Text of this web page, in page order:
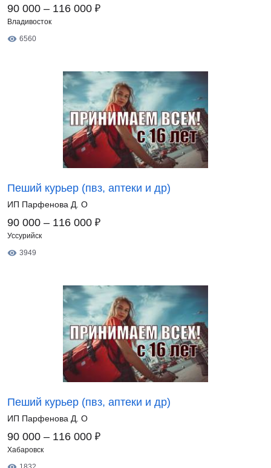
90 000 – 116 000 ₽
Владивосток
6560
Пеший курьер (пвз, аптеки и др)
ИП Парфенова Д. О
90 000 – 116 000 ₽
Уссурийск
3949
Пеший курьер (пвз, аптеки и др)
ИП Парфенова Д. О
90 000 – 116 000 ₽
Хабаровск